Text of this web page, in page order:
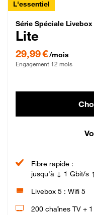
L'essentiel
Série
Série Spéciale Livebox
Lite
29,99 €/mois
Engagement 12 mois
Fibre rapide :
jusqu'à ↓ 1 Gbit/s
Livebox 5 : Wifi 5
200 chaînes TV +